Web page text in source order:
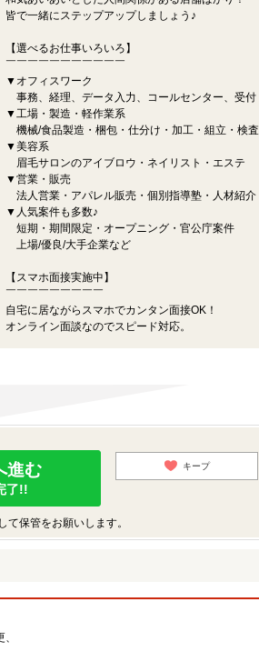
皆で一緒にステップアップしましょう♪
【選べるお仕事いろいろ】
￣￣￣￣￣￣￣￣￣￣￣
▼オフィスワーク
事務、経理、データ入力、コールセンター、受付
▼工場・製造・軽作業系
機械/食品製造・梱包・仕分け・加工・組立・検査
▼美容系
眉毛サロンのアイブロウ・ネイリスト・エステ
▼営業・販売
法人営業・アパレル販売・個別指導塾・人材紹介
▼人気案件も多数♪
短期・期間限定・オープニング・官公庁案件
上場/優良/大手企業など
【スマホ面接実施中】
￣￣￣￣￣￣￣￣￣
自宅に居ながらスマホでカンタン面接OK！
オンライン面談なのでスピード対応。
進む
了!!
キープ
保管をお願いします。